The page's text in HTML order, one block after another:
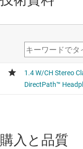
購入と品質